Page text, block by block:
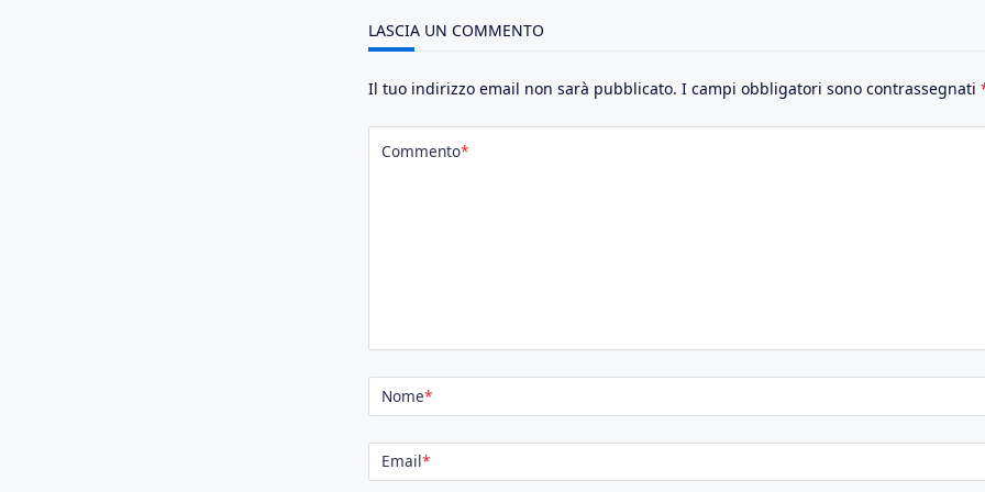
LASCIA UN COMMENTO
Il tuo indirizzo email non sarà pubblicato. I campi obbligatori sono contrassegnati
Commento*
Nome*
Email*